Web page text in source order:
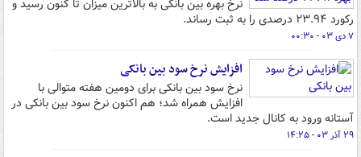
نرخ بهره بین بانکی به بالاترین میزان تا کنون رسید و
رکورد ۲۳.۹۴ درصدی را به ثبت رساند.
۷ دی ۰۳ - ۰۰:۳۰
افزایش نرخ سود بین بانکی
نرخ سود بین بانکی برای دومین هفته متوالی با
افزایش همراه شد؛ هم اکنون نرخ سود بین بانکی در
آستانه ورود به کانال جدید است.
۲۹ آذر ۰۳ - ۱۴:۲۵